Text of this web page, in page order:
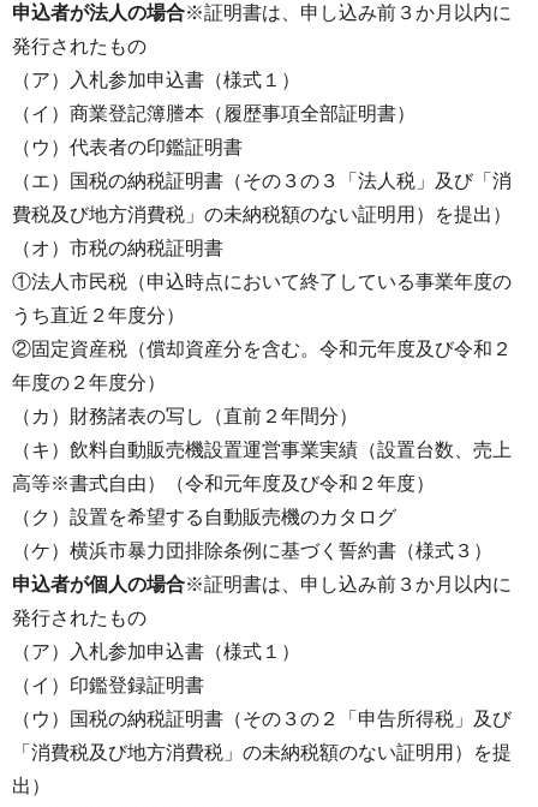
申込者が法人の場合※証明書は、申し込み前３か月以内に
発行されたもの
（ア）入札参加申込書（様式１）
（イ）商業登記簿謄本（履歴事項全部証明書）
（ウ）代表者の印鑑証明書
（エ）国税の納税証明書（その３の３「法人税」及び「消
費税及び地方消費税」の未納税額のない証明用）を提出）
（オ）市税の納税証明書
①法人市民税（申込時点において終了している事業年度の
うち直近２年度分）
②固定資産税（償却資産分を含む。令和元年度及び令和２
年度の２年度分）
（カ）財務諸表の写し（直前２年間分）
（キ）飲料自動販売機設置運営事業実績（設置台数、売上
高等※書式自由）（令和元年度及び令和２年度）
（ク）設置を希望する自動販売機のカタログ
（ケ）横浜市暴力団排除条例に基づく誓約書（様式３）
申込者が個人の場合※証明書は、申し込み前３か月以内に
発行されたもの
（ア）入札参加申込書（様式１）
（イ）印鑑登録証明書
（ウ）国税の納税証明書（その３の２「申告所得税」及び
「消費税及び地方消費税」の未納税額のない証明用）を提
出）